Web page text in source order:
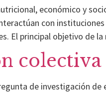
económico y
con instituciones
El principal objetivo de
colectiva
de investigación